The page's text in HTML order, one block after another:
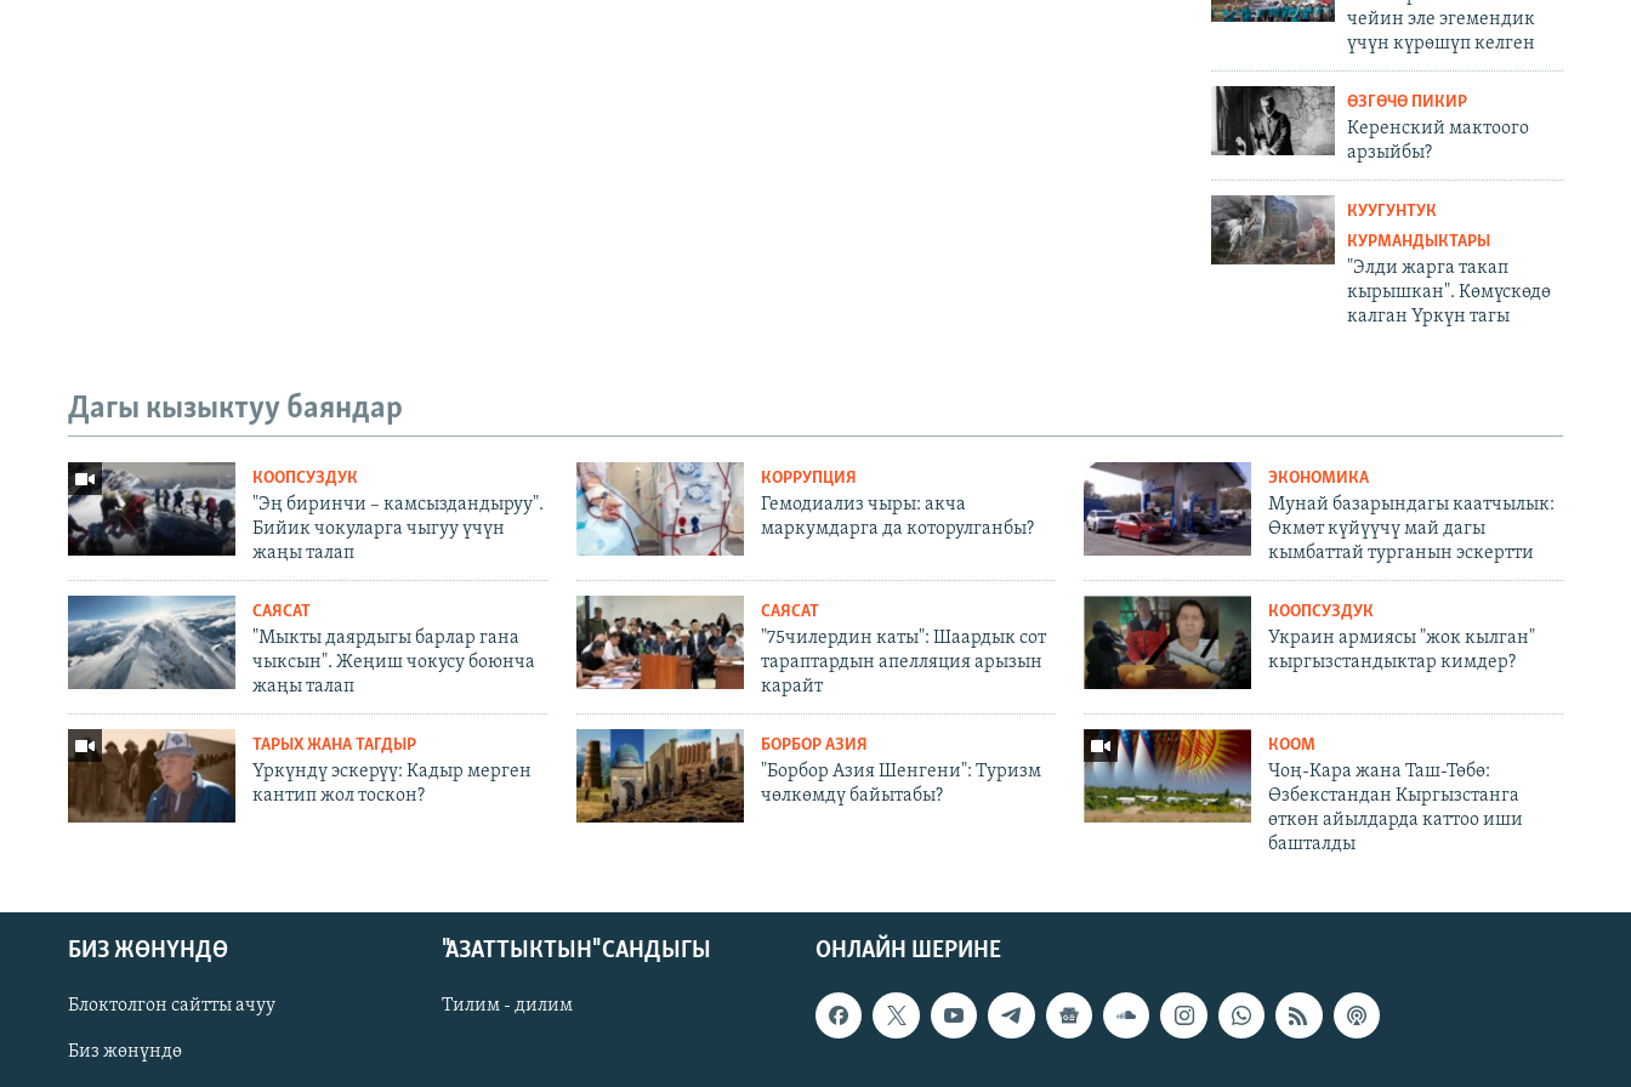
чейин эле эгемендик
үчүн күрөшүп келген
ӨЗГӨЧӨ ПИКИР
Керенский мактоого
арзыйбы?
КУУГУНТУК
КУРМАНДЫКТАРЫ
"Элди жарга такап
кырышкан". Көмүскөдө
калган Үркүн тагы
Дагы кызыктуу баяндар
КООПСУЗДУК
"Эң биринчи – камсыздандыруу".
Бийик чокуларга чыгуу үчүн
жаңы талап
КОРРУПЦИЯ
Гемодиализ чыры: акча
маркумдарга да которулганбы?
ЭКОНОМИКА
Мунай базарындагы каатчылык:
Өкмөт күйүүчү май дагы
кымбаттай турганын эскертти
САЯСАТ
"Мыкты даярдыгы барлар гана
чыксын". Жеңиш чокусу боюнча
жаңы талап
САЯСАТ
"75чилердин каты": Шаардык сот
тараптардын апелляция арызын
карайт
КООПСУЗДУК
Украин армиясы "жок кылган"
кыргызстандыктар кимдер?
ТАРЫХ ЖАНА ТАГДЫР
Үркүндү эскерүү: Кадыр мерген
кантип жол тоскон?
БОРБОР АЗИЯ
"Борбор Азия Шенгени": Туризм
чөлкөмдү байытабы?
КООМ
Чоң-Кара жана Таш-Төбө:
Өзбекстандан Кыргызстанга
өткөн айылдарда каттоо иши
башталды
ОНЛАЙН ШЕРИНЕ
БИЗ ЖӨНҮНДӨ
Блоктолгон сайтты ачуу
Биз жөнүндө
"АЗАТТЫКТЫН" САНДЫГЫ
Тилим - дилим